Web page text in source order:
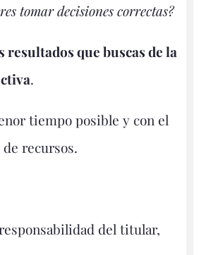
tomar decisiones correctas?
resultados que buscas de la
.
tiempo posible y con el
recursos.
del titular,